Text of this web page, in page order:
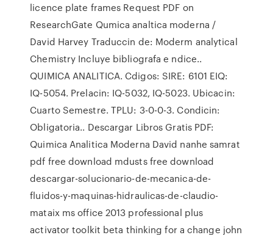
licence plate frames Request PDF on
ResearchGate Qumica analtica moderna /
David Harvey Traduccin de: Moderm analytical
Chemistry Incluye bibliografa e ndice..
QUIMICA ANALITICA. Cdigos: SIRE: 6101 EIQ:
IQ-5054. Prelacin: IQ-5032, IQ-5023. Ubicacin:
Cuarto Semestre. TPLU: 3-0-0-3. Condicin:
Obligatoria.. Descargar Libros Gratis PDF:
Quimica Analitica Moderna David nanhe samrat
pdf free download mdusts free download
descargar-solucionario-de-mecanica-de-
fluidos-y-maquinas-hidraulicas-de-claudio-
mataix ms office 2013 professional plus
activator toolkit beta thinking for a change john